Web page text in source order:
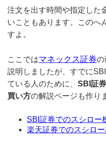
注文を出す時間や指定した
いこともあります。このへ
すよ。
ここではマネックス証券の
説明しましたが、すでに
ている人のために、 SBI証
買い方の解説ページも作り
SBI証券でのスシロー
楽天証券でのスシロ